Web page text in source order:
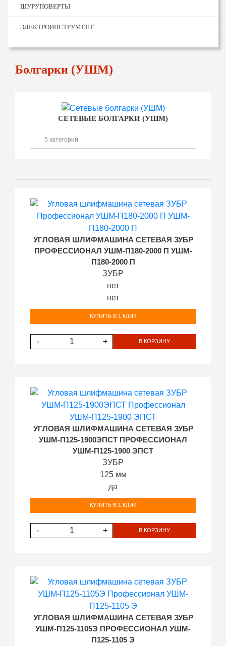
ШУРУПОВЕРТЫ
ЭЛЕКТРОИНСТРУМЕНТ
Болгарки (УШМ)
СЕТЕВЫЕ БОЛГАРКИ (УШМ)
5 категорий
УГЛОВАЯ ШЛИФМАШИНА СЕТЕВАЯ ЗУБР
ПРОФЕССИОНАЛ УШМ-П180-2000 П УШМ-
П180-2000 П
ЗУБР
нет
нет
КУПИТЬ В 1 КЛИК
- + В КОРЗИНУ
УГЛОВАЯ ШЛИФМАШИНА СЕТЕВАЯ ЗУБР
УШМ-П125-1900ЭПСТ ПРОФЕССИОНАЛ
УШМ-П125-1900 ЭПСТ
ЗУБР
125 мм
да
КУПИТЬ В 1 КЛИК
- + В КОРЗИНУ
УГЛОВАЯ ШЛИФМАШИНА СЕТЕВАЯ ЗУБР
УШМ-П125-1105Э ПРОФЕССИОНАЛ УШМ-
П125-1105 Э